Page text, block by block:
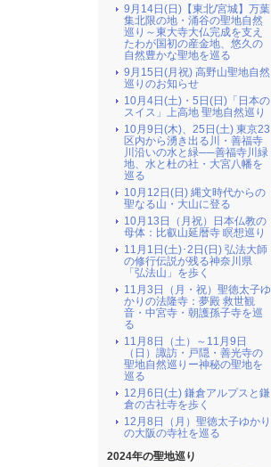
9月14日(日)【東北/宮城】万葉
集北限の地・涌谷の聖地自然
巡り～東大寺大仏完成を支え
たわが国初の産金地、悠久の
自然豊かな聖地を巡る
9月15日(月祝) 高野山聖地自然
巡りのお知らせ
10月4日(土)・5日(日)「日本の
スイス」上高地 聖地自然巡り
10月9日(木)、25日(土) 東京23
区内から湧き出る川・善福寺
川沿いの水と緑──善福寺川緑
地、水と杜の社・大宮八幡を
巡る
10月12日(日) 縄文時代からの
聖なる山・大山に登る
10月13日（月祝）日本仏教の
母体：比叡山延暦寺 瞑想巡り
11月1日(土)･2日(日) 弘法大師
の修行伝説が残る神奈川県
「弘法山」を歩く
11月3日（月・祝）聖徳太子ゆ
かりの法隆寺：夢殿 救世観
音・中宮寺・朝護孫子寺を巡
る
11月8日（土）～11月9日
（日）諏訪・戸隠・善光寺の
聖地自然巡りー神秘の聖地を
巡る
12月6日(土) 鎌倉アルプスと鎌
倉の古社寺を歩く
12月8日（月）聖徳太子ゆかり
の大阪の寺社を巡る
2024年の聖地巡り